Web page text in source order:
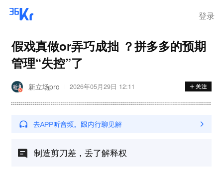
登录
假戏真做or弄巧成拙 ？拼多多的预期
管理“失控”了
新立场pro 2026年05月29日 12:11
制造剪刀差，丢了解释权